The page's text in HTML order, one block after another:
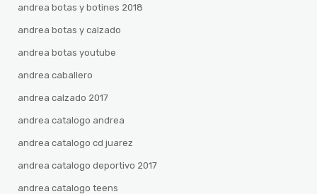
andrea botas y botines 2018
andrea botas y calzado
andrea botas youtube
andrea caballero
andrea calzado 2017
andrea catalogo andrea
andrea catalogo cd juarez
andrea catalogo deportivo 2017
andrea catalogo teens